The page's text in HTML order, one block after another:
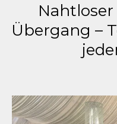
Übergang –